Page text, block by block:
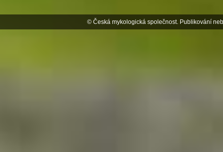
© Česká mykologická společnost. Publikování